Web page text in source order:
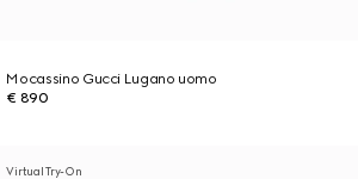
Mocassino Gucci Lugano uomo
€ 890
Virtual Try-On